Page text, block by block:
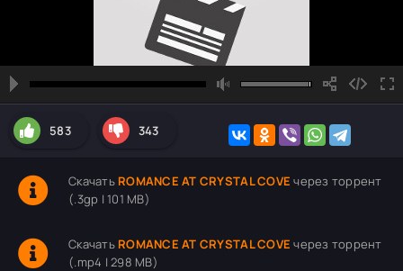
583 343
Скачать ROMANCE AT CRYSTAL COVE через торрент
(.3gp | 101 MB)
Скачать ROMANCE AT CRYSTAL COVE через торрент
(.mp4 | 298 MB)